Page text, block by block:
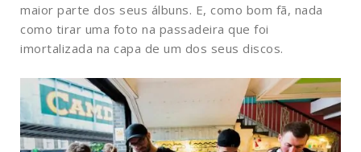
maior parte dos seus álbuns. E, como bom fã, nada
como tirar uma foto na passadeira que foi
imortalizada na capa de um dos seus discos.